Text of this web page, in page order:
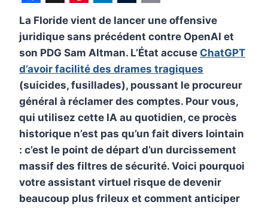
F
a
c
e
b
o
o
k
X P
i
n
t
e
r
e
s
t
L
i
n
k
e
d
I
n
T
u
m
b
l
r
E
m
a
i
l
La Floride vient de lancer une offensive
juridique sans précédent contre OpenAI et
son PDG Sam Altman. L’État accuse ChatGPT
d’avoir facilité des drames tragiques
(suicides, fusillades), poussant le procureur
général à réclamer des comptes. Pour vous,
qui utilisez cette IA au quotidien, ce procès
historique n’est pas qu’un fait divers lointain
: c’est le point de départ d’un durcissement
massif des filtres de sécurité. Voici pourquoi
votre assistant virtuel risque de devenir
beaucoup plus frileux et comment anticiper